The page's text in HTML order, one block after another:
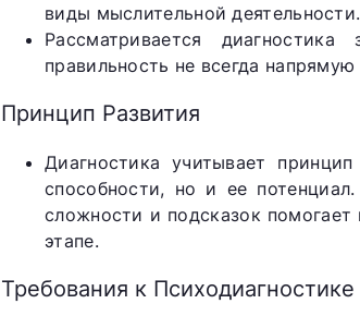
виды мыслительной деятельности.
Рассматривается
правильность не всегда
Принцип Развития
Диагностика учитывает
способности, но и ее
сложности и подсказок
этапе.
Требования к Психодиагностике